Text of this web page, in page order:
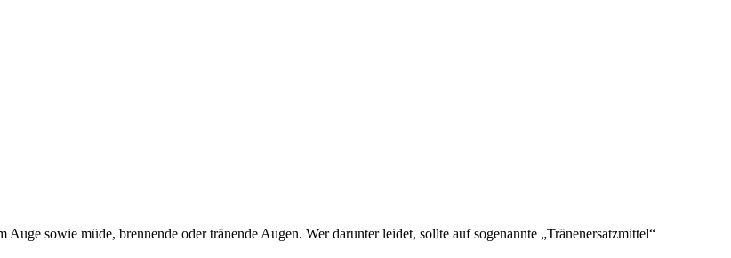
sowie müde, brennende oder tränende Augen. Wer darunter leidet, sollte auf sogenannte „Tränenersatzmittel“